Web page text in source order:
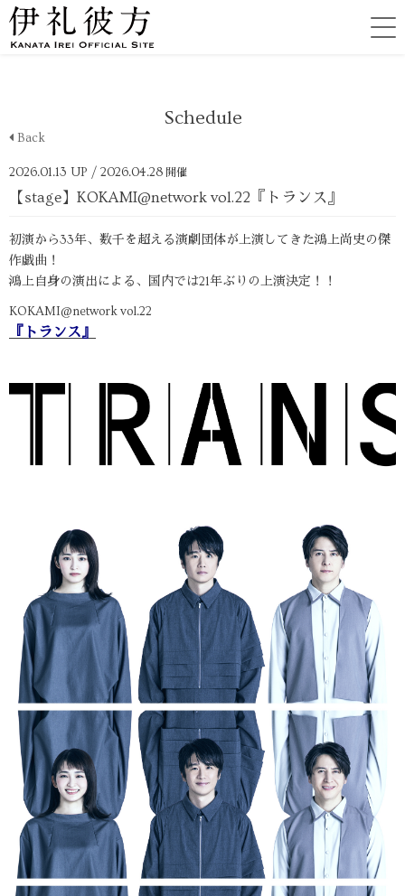
Schedule
Back
2026.01.13 UP / 2026.04.28 開催
【stage】KOKAMI@network vol.22『トランス』
初演から33年、数千を超える演劇団体が上演してきた鴻上尚史の傑
作戯曲！
鴻上自身の演出による、国内では21年ぶりの上演決定！！
KOKAMI@network vol.22
『トランス』